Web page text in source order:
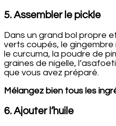
5. Assembler le pickle
Dans un grand bol propre
verts coupés, le
le curcuma, la poudre de
graines de nigelle,
que vous avez préparé.
Mélangez bien tous les
6. Ajouter l’huile